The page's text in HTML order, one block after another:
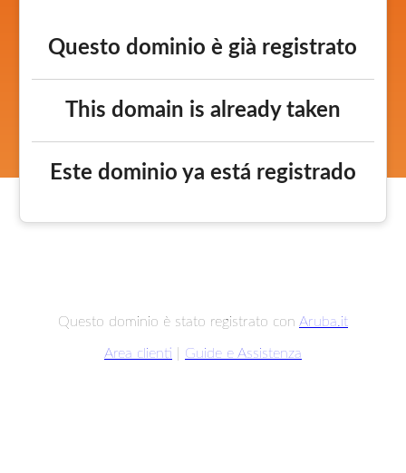
Questo dominio è già registrato
This domain is already taken
Este dominio ya está registrado
Questo dominio è stato registrato con Aruba.it
Area clienti Guide e Assistenza